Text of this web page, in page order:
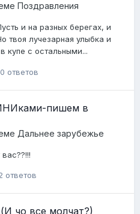
Поздравления
и на разных берегах, и
твоя лучезарная улыбка и
купе с остальными...
ответов
пишем в
Дальнее зарубежье
ответов
чо все молчат?)